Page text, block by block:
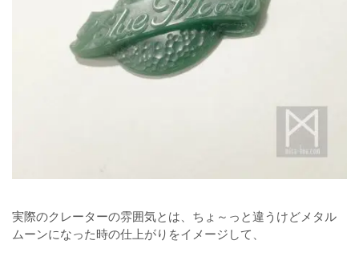
実際のクレーターの雰囲気とは、ちょ～っと違うけどメタル
ムーンになった時の仕上がりをイメージして、